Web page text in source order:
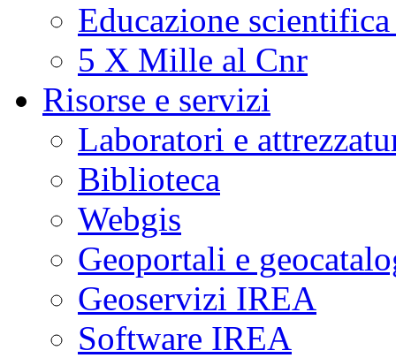
Educazione
5 X Mille al Cnr
Risorse e servizi
Laboratori e
Biblioteca
Webgis
Geoportali e
Geoservizi IREA
Software IREA